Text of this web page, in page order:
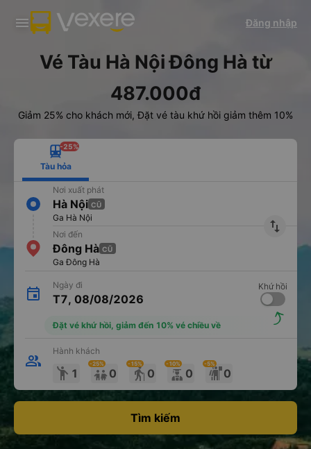
Tải app Vexere ngay!
Nhận ưu đãi thành viên độc
Mở app
Tải app Vexere
-30k/ghế khi đặt vé máy bay qua
Mở app
Đăng nhập
Vé Tàu Hà Nội Đông Hà từ
487.000đ
Giảm 25% cho khách mới, Đặt vé tàu khứ hồi giảm thêm 10%
Tàu hỏa
-25%
Nơi xuất phát
Hà Nội CŨ
Ga Hà Nội
import_export
Nơi đến
Đông Hà CŨ
Ga Đông Hà
Ngày đi
T7, 08/08/2026
Khứ hồi
Đặt vé khứ hồi, giảm đến 10% vé chiều về
Hành khách
emoji_people 1 0
-25%
elderly 0
-15%
0
-10%
0
-5%
Tìm kiếm